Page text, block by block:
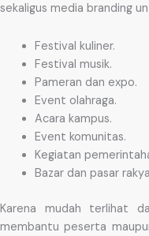
sekaligus media branding
Festival kuliner.
Festival musik.
Pameran dan expo.
Event olahraga.
Acara kampus.
Event komunitas.
Kegiatan
Bazar dan pasar
Karena mudah terlihat
membantu peserta